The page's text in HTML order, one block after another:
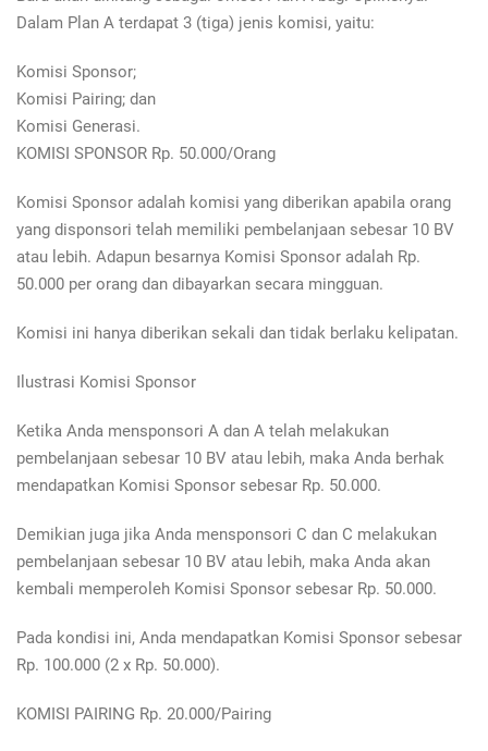
Dalam Plan A terdapat 3 (tiga) jenis komisi, yaitu:
Komisi Sponsor;
Komisi Pairing; dan
Komisi Generasi.
KOMISI SPONSOR Rp. 50.000/Orang
Komisi Sponsor adalah komisi yang diberikan apabila orang
yang disponsori telah memiliki pembelanjaan sebesar 10 BV
atau lebih. Adapun besarnya Komisi Sponsor adalah Rp.
50.000 per orang dan dibayarkan secara mingguan.
Komisi ini hanya diberikan sekali dan tidak berlaku kelipatan.
Ilustrasi Komisi Sponsor
Ketika Anda mensponsori A dan A telah melakukan
pembelanjaan sebesar 10 BV atau lebih, maka Anda berhak
mendapatkan Komisi Sponsor sebesar Rp. 50.000.
Demikian juga jika Anda mensponsori C dan C melakukan
pembelanjaan sebesar 10 BV atau lebih, maka Anda akan
kembali memperoleh Komisi Sponsor sebesar Rp. 50.000.
Pada kondisi ini, Anda mendapatkan Komisi Sponsor sebesar
Rp. 100.000 (2 x Rp. 50.000).
KOMISI PAIRING Rp. 20.000/Pairing